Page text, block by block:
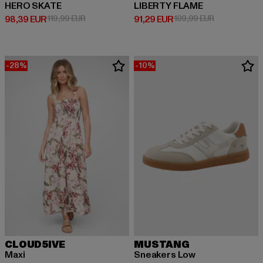
HERO SKATE
98,39 EUR
Ajankohtainen hinta: 98,39 EUR
119,99 EURKampanjahinta: 119,99 EUR
LIBERTY FLAME
91,29 EUR
Ajankohtainen hinta: 91,29 EUR
109,99 EUR
-28%
CLOUD5IVE
Maxi
-10%
MUSTANG
Sneakers Low